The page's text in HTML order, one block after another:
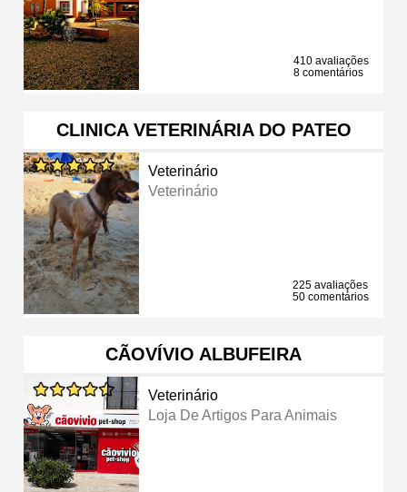
410 avaliações
8 comentários
CLINICA VETERINÁRIA DO PATEO
Veterinário
Veterinário
225 avaliações
50 comentários
CÃOVÍVIO ALBUFEIRA
Veterinário
Loja De Artigos Para Animais